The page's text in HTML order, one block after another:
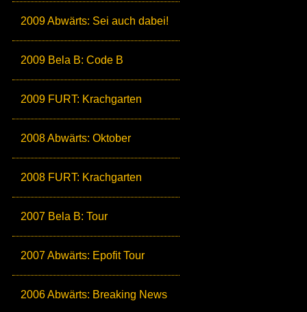
2009 Abwärts: Sei auch dabei!
2009 Bela B: Code B
2009 FURT: Krachgarten
2008 Abwärts: Oktober
2008 FURT: Krachgarten
2007 Bela B: Tour
2007 Abwärts: Epofit Tour
2006 Abwärts: Breaking News